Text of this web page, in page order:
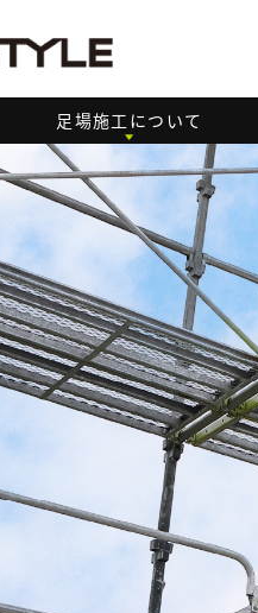
足場施工について